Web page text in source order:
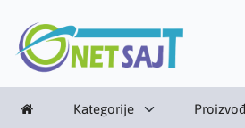
Kategorije